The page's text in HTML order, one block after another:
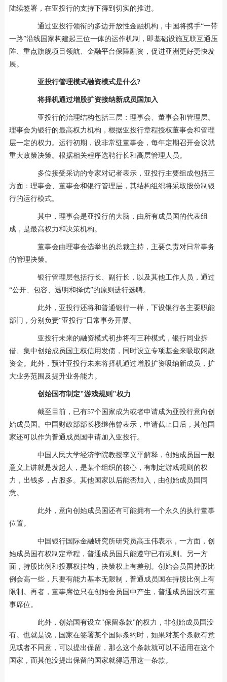
陆续签署，在亚投行的支持下得到切实的推进。
通过亚投行领衔的多边开放性金融机构，中国将携手“一带
一路”沿线国家构建起三位一体的运作机制，即基础设施互联互通压
阵、重点旗舰项目领航、金融平台保障融资，促进亚洲更好更快发
展。
亚投行管理模式融资模式是什么?
将择机通过增股扩资接纳新成员国加入
亚投行的治理结构包括三层：理事会、董事会和管理层。
理事会为银行的最高权力机构，根据亚投行章程授权董事会和管理
层一定的权力。运行初期，设非常驻董事会，每年定期召开会议就
重大政策决策。根据相关程序选聘行长和高层管理人员。
多位接受采访的专家对记者表示，亚投行主要组成包括三
方面：理事会、董事会和银行管理层，其结构组织将采取股份制银
行的运行模式。
其中，理事会是亚投行的大脑，由所有成员国的代表组
成，是最高权力和决策机构。
董事会由理事会选举出的总裁主持，主要负责对日常事务
的管理决策。
银行管理层包括行长、副行长，以及其他工作人员，通过
“公开、包容、透明和择优”的原则进行选聘。
此外，亚投行还将和普通银行一样，下设银行各主要职能
部门，分别负责“亚投行”日常事务开展。
亚投行未来的融资模式初步将有三种模式，银行同业拆
借、集中创始成员国主权信用发债，同时设立专项基金来吸取闲散
资金。此外，预计亚投行未来将择机通过增股扩资吸纳新成员，扩
大业务范围及提升业务能力。
创始国有制定"游戏规则"权力
截至目前，已有57个国家成为或者申请成为亚投行意向创
始成员国。中国财政部部长楼继伟曾表示，申请截止日后，其他国
家还可以作为普通成员国申请加入亚投行。
中国人民大学经济学院教授李义平解释，创始成员国一般
意义上讲就是发起人，是某个组织的核心，有制定游戏规则的权
力，出钱多，占股多。其他国家以后能否加入，由创始成员国同
意。
此外，意向创始成员国还有可能拥有一个永久的执行董事
位置。
中国银行国际金融研究所研究员高玉伟表示，一方面，创
始成员国有权制定章程，普通成员国只能遵守已有规则。另一方
面，持股比例和投票权挂钩，决策权上有差别。创始会员国持股比
例会高一些，只要有能力基本无限制，普通成员国在持股比例上有
限制。再者，董事席位只在创始会员国中产生，普通成员国没有董
事席位。
此外，创始国有设立"保留条款"的权力，非创始成员国没
有。也就是说，国家在签署某个国际条约时，如果对某个条款有意
见或者不同意，可以提出保留，那么这个条款就可以不适用在这个
国家，而其他没提出保留的国家就得适用这一条款。